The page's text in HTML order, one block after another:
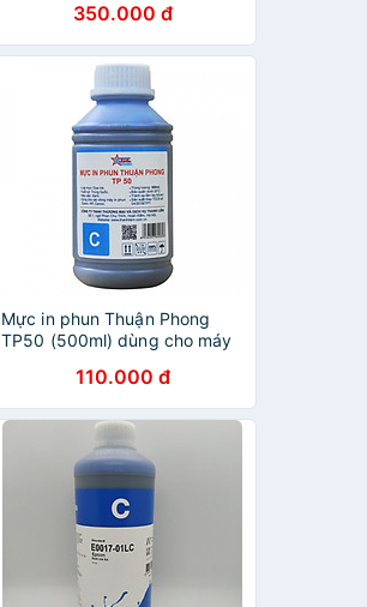
... ( Bộ 4 màu hoặc mua lẻ
từng mầu: BK/C/M/Y ) - Hàng
nhập khẩu
350.000 đ
Mực in phun Thuận Phong
TP50 (500ml) dùng cho máy
110.000 đ